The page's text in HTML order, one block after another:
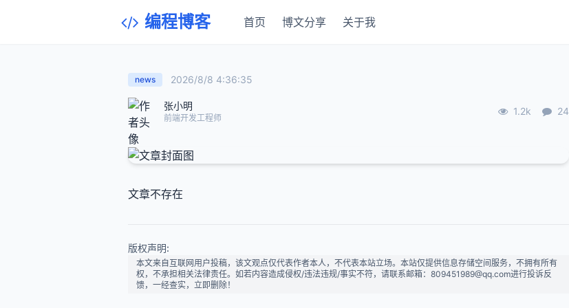
编程博客 首页 博文分享 关于我
news 2026/8/8 4:36:35
张小明
前端开发工程师
1.2k 24
文章不存在
版权声明:
本文来自互联网用户投稿，该文观点仅代表作者本人，不代表本站立场。本站仅提供信息存储空间服务，不拥有所有
权，不承担相关法律责任。如若内容造成侵权/违法违规/事实不符，请联系邮箱：809451989@qq.com进行投诉反
馈，一经查实，立即删除！